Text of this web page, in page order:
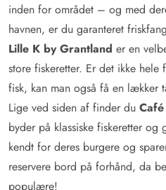
inden for området – og med
havnen, er du garanteret
Lille K by Grantland er en
store fiskeretter. Er det ikke
fisk, kan man også få en lækker
Lige ved siden af finder du
byder på klassiske fiskeretter
kendt for deres burgere og
reservere bord på forhånd, da
populære!